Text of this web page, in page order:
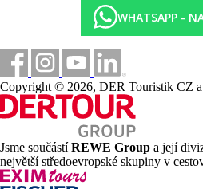
WHATSAPP -
Copyright © 2026, DER Touristik CZ
Jsme součástíREWE Group a její
největší středoevropské skupiny v